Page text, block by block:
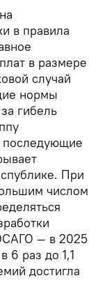
в правила
в размере
случай
нормы
гибель
При
числом
— в 2025
6 раз до 1,1
достигла